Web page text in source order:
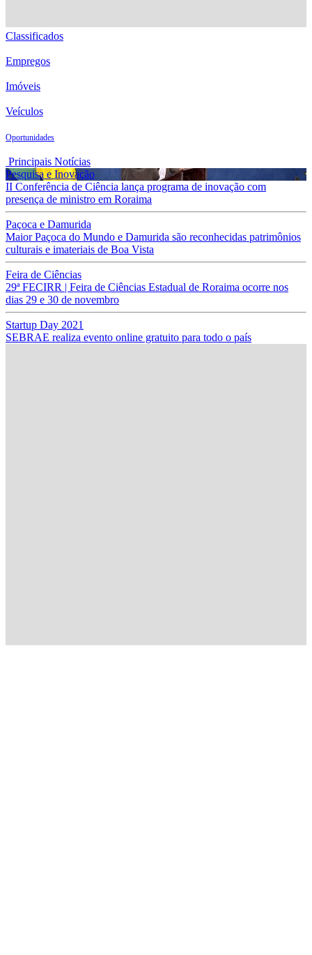
Classificados
Empregos
Imóveis
Veículos
Oportunidades
Principais Notícias
Pesquisa e Inovação
II Conferência de Ciência lança programa de inovação com
presença de ministro em Roraima
Paçoca e Damurida
Maior Paçoca do Mundo e Damurida são reconhecidas patrimônios
culturais e imateriais de Boa Vista
Feira de Ciências
29ª FECIRR | Feira de Ciências Estadual de Roraima ocorre nos
dias 29 e 30 de novembro
Startup Day 2021
SEBRAE realiza evento online gratuito para todo o país